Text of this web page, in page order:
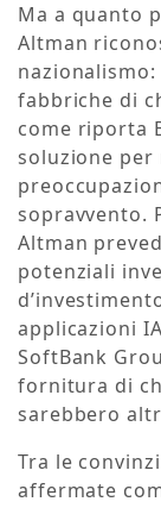
Ma a quanto
Altman
fabbriche di
come riporta
soluzione per
sopravvento.
Altman
potenziali
applicazioni
SoftBank
fornitura di
sarebbero
Tra le
affermate